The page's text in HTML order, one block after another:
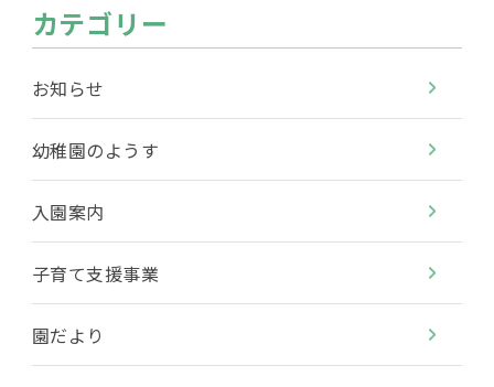
カテゴリー
お知らせ
幼稚園のようす
入園案内
子育て支援事業
園だより